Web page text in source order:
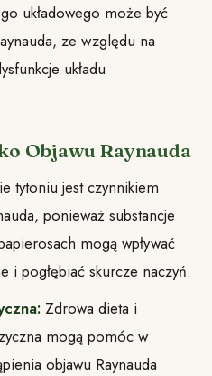
układowego może być
ze względu na
układu
Objawu Raynauda
tytoniu jest czynnikiem
ponieważ substancje
mogą wpływać
i pogłębiać skurcze naczyń.
Zdrowa dieta i
mogą pomóc w
objawu Raynauda